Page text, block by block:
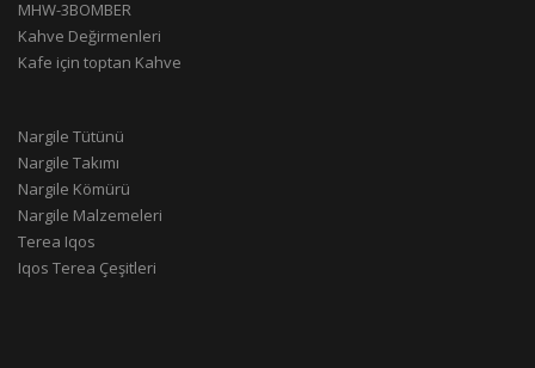
MHW-3BOMBER
Kahve Değirmenleri
Kafe için toptan Kahve
Nargile Tütünü
Nargile Takımı
Nargile Kömürü
Nargile Malzemeleri
Terea Iqos
Iqos Terea Çeşitleri